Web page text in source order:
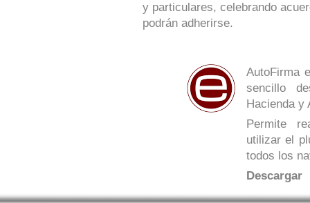
y particulares, celebrando
podrán adherirse.
AutoFirma
sencillo
Hacienda y
Permite
utilizar el
todos los
Descargar